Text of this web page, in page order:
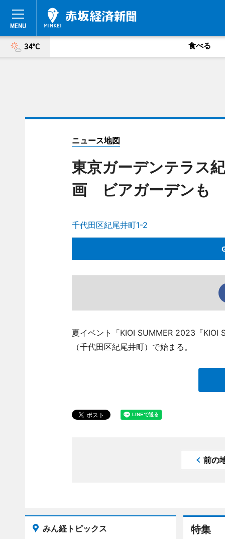
34°C 食べる
ニュース地図
東京ガーデンテラス
画 ビアガーデンも
千代田区紀尾井町1-2
夏イベント「KIOI SUMMER 2023『KIOI
（千代田区紀尾井町）で始まる。
前の
特集
みん経トピックス